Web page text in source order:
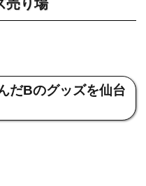
売り場
だBのグッズを仙台